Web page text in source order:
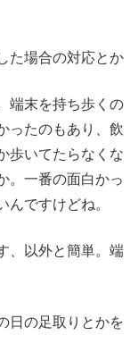
た場合の対応とか
端末を持ち歩くの
ったのもあり、飲
歩いてたらなくな
。一番の面白かっ
ですけどね。
、以外と簡単。端
日の足取りとかを